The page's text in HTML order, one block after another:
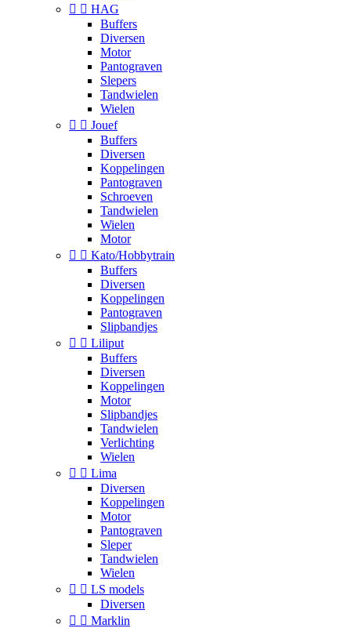
  HAG
Buffers
Diversen
Motor
Pantograven
Slepers
Tandwielen
Wielen
  Jouef
Buffers
Diversen
Koppelingen
Pantograven
Schroeven
Tandwielen
Wielen
Motor
  Kato/Hobbytrain
Buffers
Diversen
Koppelingen
Pantograven
Slipbandjes
  Liliput
Buffers
Diversen
Koppelingen
Motor
Slipbandjes
Tandwielen
Verlichting
Wielen
  Lima
Diversen
Koppelingen
Motor
Pantograven
Sleper
Tandwielen
Wielen
  LS models
Diversen
  Marklin